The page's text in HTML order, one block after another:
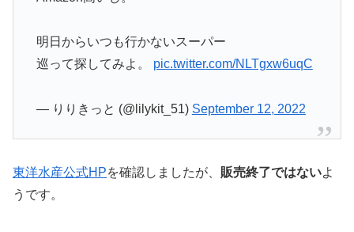
明日からいつも行かないスーパー
巡って探してみよ。 pic.twitter.com/NLTgxw6uqC
— りりきっと (@lilykit_51) September 12, 2022
東洋水産公式HPを確認しましたが、 販売終了ではないよ
うです。